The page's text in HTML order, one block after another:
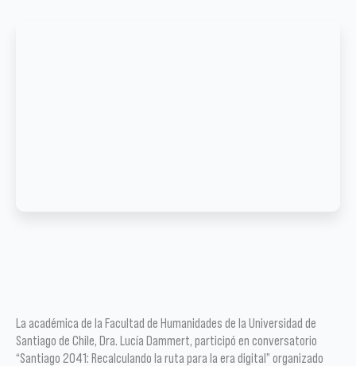
La académica de la Facultad de Humanidades de la Universidad de
Santiago de Chile, Dra. Lucía Dammert, participó en conversatorio
“Santiago 2041: Recalculando la ruta para la era digital” organizado